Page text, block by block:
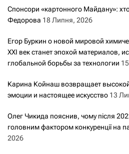
Спонсори «картонного Майдану»: хто
Федорова 18 Липня, 2026
Егор Буркин о новой мировой
XXI век станет эпохой материалов,
глобальной борьбы за технологии
Карина Койнаш возвращает
эмоции и настоящее искусство 13
Олег Чикида пояснив, чому після
головним фактором конкуренції на
2026